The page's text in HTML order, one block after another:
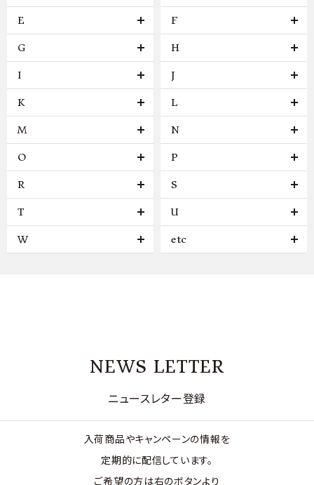
E F
G H
I J
K L
M N
O P
R S
T U
W etc
NEWS LETTER
ニュースレター登録
入荷商品やキャンペーンの情報を
定期的に配信しています。
ご希望の方は右のボタンより